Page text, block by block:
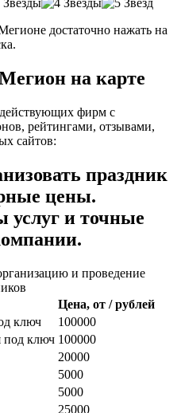
достаточно нажать на
на карте
фирм с
рейтингами, отзывами,
сайтов:
праздник
цены.
и точные
и проведение
Цена, от / рублей
ключ
100000
под ключ 100000
20000
5000
5000
25000